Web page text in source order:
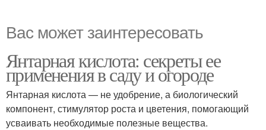
Вас может заинтересовать
Янтарная кислота: секреты ее
применения в саду и огороде
Янтарная кислота — не удобрение, а биологический
компонент, стимулятор роста и цветения, помогающий
усваивать необходимые полезные вещества.